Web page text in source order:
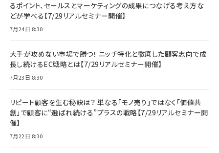
るポイント、セールスとマーケティングの成果につなげる考え方な
どが学べる【7/29リアルセミナー開催】
7月24日 8:30
大手が攻めない市場で勝つ！ ニッチ特化と徹底した顧客志向で成
長し続けるEC戦略とは【7/29リアルセミナー開催】
7月23日 8:30
リピート顧客を生む秘訣は？ 単なる「モノ売り」ではなく「価値共
創」で顧客に“選ばれ続ける”プラスの戦略【7/29リアルセミナー開
催】
7月22日 8:30